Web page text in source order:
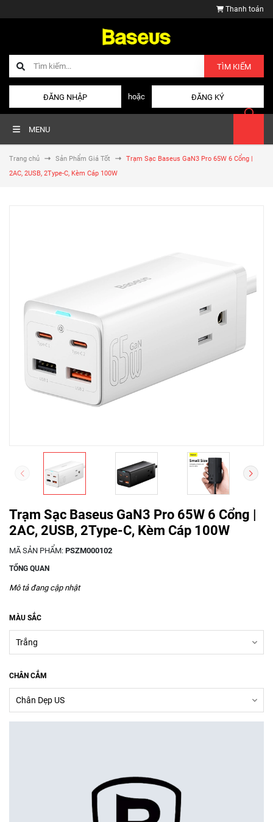
Thanh toán
TÌM KIẾM
ĐĂNG NHẬP hoặc ĐĂNG KÝ
MENU
Trang chủ Sản Phẩm Giá Tốt
Trạm Sạc Baseus GaN3 Pro 65W 6 Cổng |
2AC, 2USB, 2Type-C, Kèm Cáp 100W
Trạm Sạc Baseus GaN3 Pro 65W 6 Cổng |
2AC, 2USB, 2Type-C, Kèm Cáp 100W
MÃ SẢN PHẨM: PSZM000102
TỔNG QUAN
Mô tả đang cập nhật
MÀU SẮC
CHÂN CẮM